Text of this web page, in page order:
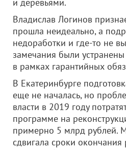
Владислав Логинов
прошла неидеально, а
недоработки и где-то не
замечания были
в рамках гарантийных
В Екатеринбурге
еще не началась, но
власти в 2019 году
программе на
примерно 5 млрд рублей.
сдвигала сроки окончания